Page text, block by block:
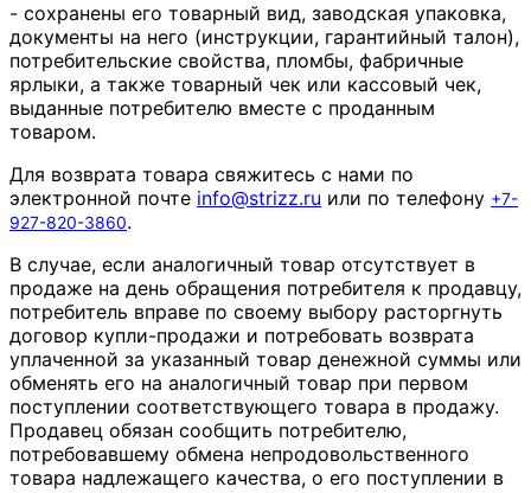
- сохранены его товарный вид, заводская упаковка,
документы на него (инструкции, гарантийный талон),
потребительские свойства, пломбы, фабричные
ярлыки, а также товарный чек или кассовый чек,
выданные потребителю вместе с проданным
товаром.
Для возврата товара свяжитесь с нами по
электронной почте info@strizz.ru или по телефону +7-
927-820-3860.
В случае, если аналогичный товар отсутствует в
продаже на день обращения потребителя к продавцу,
потребитель вправе по своему выбору расторгнуть
договор купли-продажи и потребовать возврата
уплаченной за указанный товар денежной суммы или
обменять его на аналогичный товар при первом
поступлении соответствующего товара в продажу.
Продавец обязан сообщить потребителю,
потребовавшему обмена непродовольственного
товара надлежащего качества, о его поступлении в